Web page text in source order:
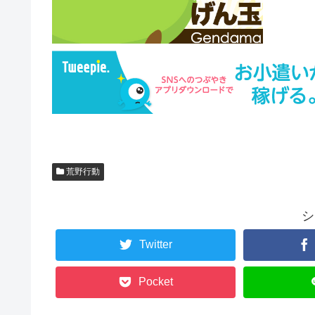
荒野行動
Twitter
Pocket